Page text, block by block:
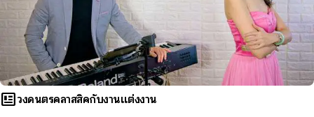
newsmodeวงดนตรีคลาสสิคกับงานแต่งงาน